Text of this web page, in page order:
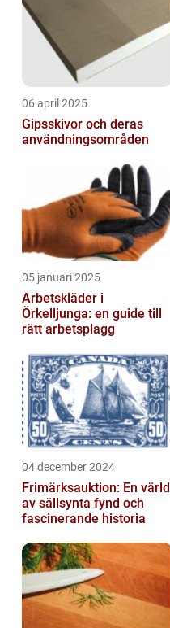
06 april 2025
Gipsskivor och deras
användningsområden
05 januari 2025
Arbetskläder i
Örkelljunga: en guide till
rätt arbetsplagg
04 december 2024
Frimärksauktion: En värld
av sällsynta fynd och
fascinerande historia